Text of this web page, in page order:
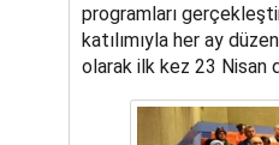
programları
katılımıyla her ay
olarak ilk kez 23 Nisan